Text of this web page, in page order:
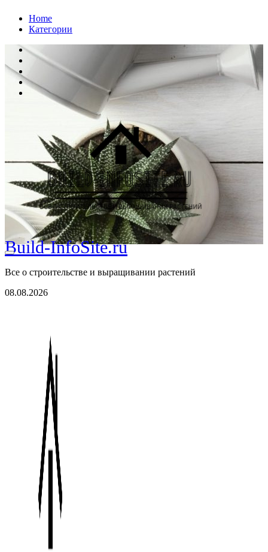
ПерейтиHome
Категории
Build-InfoSite.ru
Все о строительстве и выращивании растений
08.08.2026